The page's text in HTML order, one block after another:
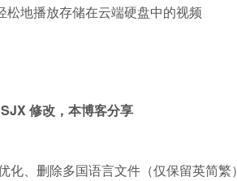
地播放存储在云端硬盘中的视频
修改，本博客分享
、删除多国语言文件（仅保留英简繁）